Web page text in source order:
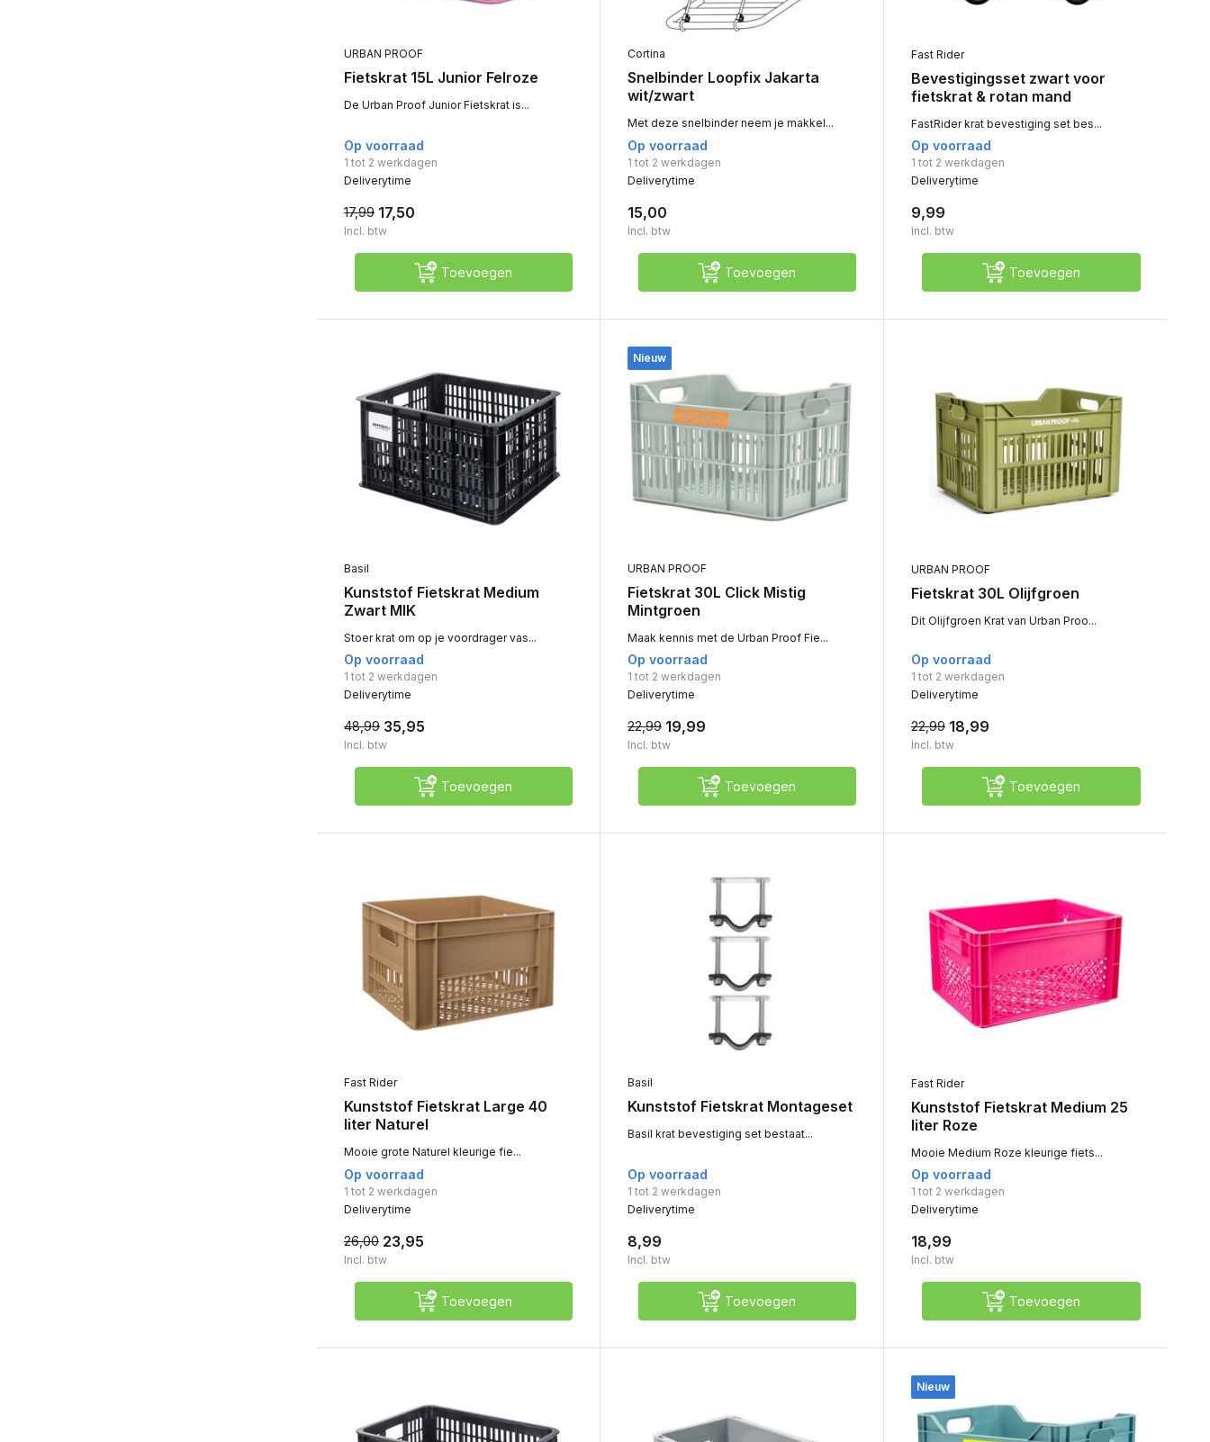
URBAN PROOF
Fietskrat 15L Junior Felroze
De Urban Proof Junior Fietskrat is...
Op voorraad
1 tot 2 werkdagen
Deliverytime
17,99 17,50
Incl. btw
Toevoegen
Cortina
Snelbinder Loopfix Jakarta
wit/zwart
Met deze snelbinder neem je makkel...
Op voorraad
1 tot 2 werkdagen
Deliverytime
15,00
Incl. btw
Toevoegen
Fast Rider
Bevestigingsset zwart voor
fietskrat & rotan mand
FastRider krat bevestiging set bes...
Op voorraad
1 tot 2 werkdagen
Deliverytime
9,99
Incl. btw
Toevoegen
Basil
Kunststof Fietskrat Medium
Zwart MIK
Stoer krat om op je voordrager vas...
Op voorraad
1 tot 2 werkdagen
Deliverytime
48,99 35,95
Incl. btw
Toevoegen
Nieuw
URBAN PROOF
Fietskrat 30L Click Mistig
Mintgroen
Maak kennis met de Urban Proof Fie...
Op voorraad
1 tot 2 werkdagen
Deliverytime
22,99 19,99
Incl. btw
Toevoegen
URBAN PROOF
Fietskrat 30L Olijfgroen
Dit Olijfgroen Krat van Urban Proo...
Op voorraad
1 tot 2 werkdagen
Deliverytime
22,99 18,99
Incl. btw
Toevoegen
Fast Rider
Kunststof Fietskrat Large 40
liter Naturel
Mooie grote Naturel kleurige fie...
Op voorraad
1 tot 2 werkdagen
Deliverytime
26,00 23,95
Incl. btw
Toevoegen
Basil
Kunststof Fietskrat Montageset
Basil krat bevestiging set bestaat...
Op voorraad
1 tot 2 werkdagen
Deliverytime
8,99
Incl. btw
Toevoegen
Fast Rider
Kunststof Fietskrat Medium 25
liter Roze
Mooie Medium Roze kleurige fiets...
Op voorraad
1 tot 2 werkdagen
Deliverytime
18,99
Incl. btw
Toevoegen
Nieuw